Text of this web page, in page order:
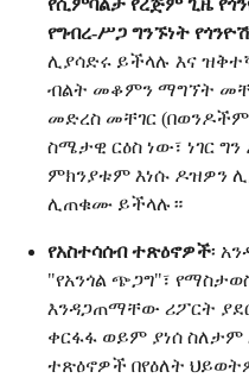
የሲምባልታ የረጅም ጊዜ
የግብረ-ሥጋ ግንኙነት
ሊያሳድሩ ይችላሉ እና
ብልት መቆምን ማግኘት
መድረስ መቸገር
ስሜታዊ ርዕስ ነው፣ ነገር
ምክንያቱም እነሱ ዶዝዎን
ሊጠቁሙ ይችላሉ።
የአስተሳሰብ ተጽዕኖዎች፡
"የአንጎል ጭጋግ"፣
እንዳጋጠማቸው ሪፖርት
ቀርፋፋ ወይም ያነሰ ስለታም
ተጽዕኖዎች በየዕለት